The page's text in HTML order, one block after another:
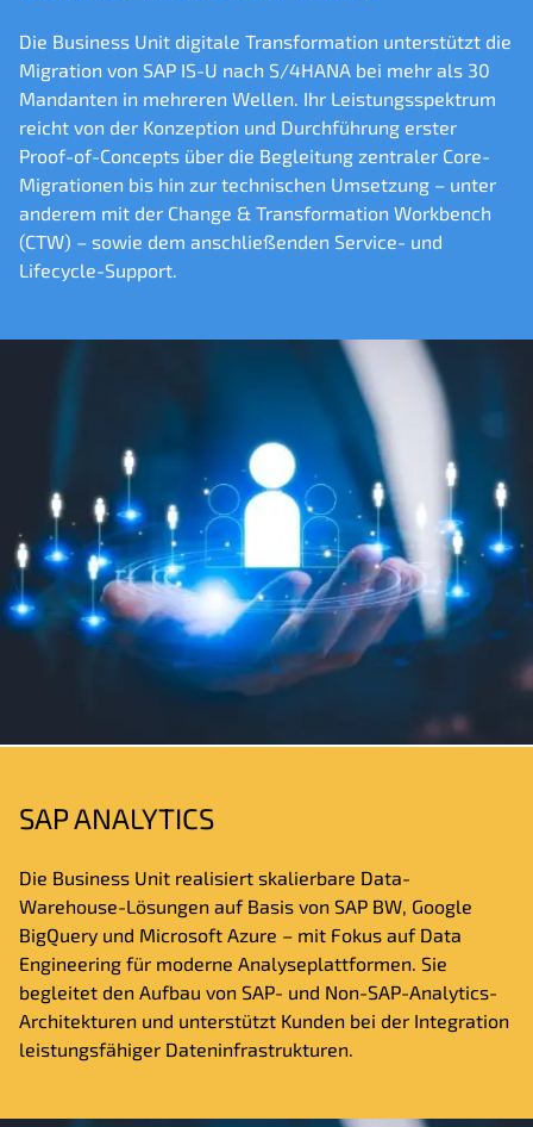
Die Business Unit digitale Transformation unterstützt die
Migration von SAP IS-U nach S/4HANA bei mehr als 30
Mandanten in mehreren Wellen. Ihr Leistungsspektrum
reicht von der Konzeption und Durchführung erster
Proof-of-Concepts über die Begleitung zentraler Core-
Migrationen bis hin zur technischen Umsetzung – unter
anderem mit der Change & Transformation Workbench
(CTW) – sowie dem anschließenden Service- und
Lifecycle-Support.
SAP ANALYTICS
Die Business Unit realisiert skalierbare Data-
Warehouse-Lösungen auf Basis von SAP BW, Google
BigQuery und Microsoft Azure – mit Fokus auf Data
Engineering für moderne Analyseplattformen. Sie
begleitet den Aufbau von SAP- und Non-SAP-Analytics-
Architekturen und unterstützt Kunden bei der Integration
leistungsfähiger Dateninfrastrukturen.